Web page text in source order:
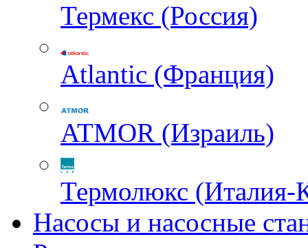
Термекс (Россия)
Atlantic (Франция)
ATMOR (Израиль)
Термолюкс (Италия-
Насосы и насосные